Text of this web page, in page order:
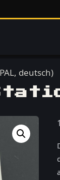
deutsch)